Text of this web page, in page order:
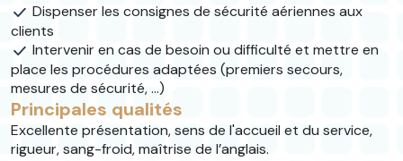
Dispenser les consignes de sécurité aériennes aux
clients
Intervenir en cas de besoin ou difficulté et mettre en
place les procédures adaptées (premiers secours,
mesures de sécurité, ...)
Principales qualités
Excellente présentation, sens de l'accueil et du service,
rigueur, sang-froid, maîtrise de l’anglais.